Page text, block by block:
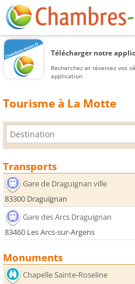
Télécharger notre
Recherchez et réservez vos
application
Tourisme à La Motte
Transports
Gare de Draguignan ville
83300 Draguignan
Gare des Arcs Draguignan
83460 Les Arcs-sur-Argens
Monuments
Chapelle Sainte-Roseline